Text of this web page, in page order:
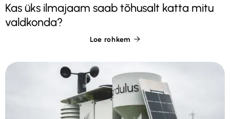
Kas üks ilmajaam saab tõhusalt katta mitu
valdkonda?
Loe rohkem 